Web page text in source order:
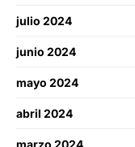
julio 2024
junio 2024
mayo 2024
abril 2024
marzo 2024